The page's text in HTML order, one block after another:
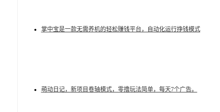
掌中宝是一款无需养机的轻松赚钱平台，自动化运行挣钱模式
萌动日记，新项目卷轴模式，零撸玩法简单，每天7个广告。